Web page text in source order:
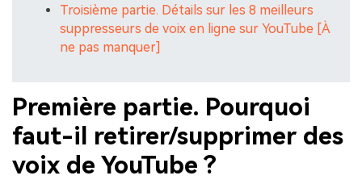
Troisième partie. Détails sur les 8 meilleurs
suppresseurs de voix en ligne sur YouTube [À
ne pas manquer]
Première partie. Pourquoi
faut-il retirer/supprimer des
voix de YouTube ?